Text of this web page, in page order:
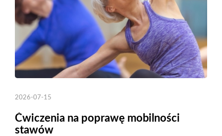
2026-07-15
Ćwiczenia na poprawę mobilności
stawów